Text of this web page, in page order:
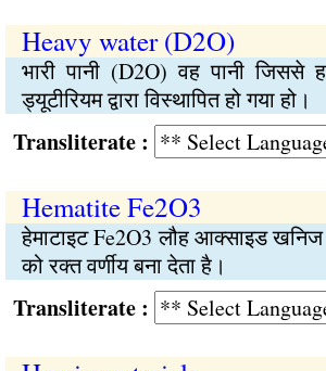
Heavy water (D2O)
भारी पानी (D2O) वह पानी जिससे
ड्यूटीरियम द्वारा विस्थापित हो गया हो।
:
Hematite Fe2O3
हेमाटाइट Fe2O3 लौह आक्साइड
को रक्त वर्णीय बना देता है।
: